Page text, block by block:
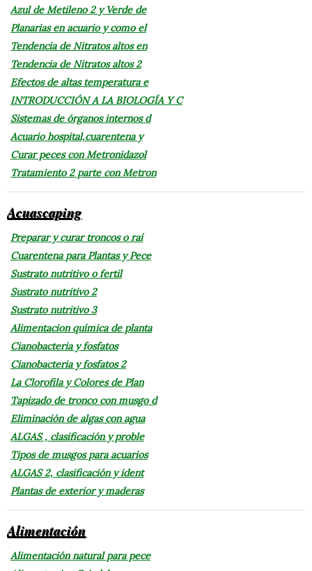
Azul de Metileno 2 y Verde de
Planarias en acuario y como el
Tendencia de Nitratos altos en
Tendencia de Nitratos altos 2
Efectos de altas temperatura e
INTRODUCCIÓN A LA BIOLOGÍA Y C
Sistemas de órganos internos d
Acuario hospital,cuarentena y
Curar peces con Metronidazol
Tratamiento 2 parte con Metron
Acuascaping
Preparar y curar troncos o raí
Cuarentena para Plantas y Pece
Sustrato nutritivo o fertil
Sustrato nutritivo 2
Sustrato nutritivo 3
Alimentacion química de planta
Cianobacteria y fosfatos
Cianobacteria y fosfatos 2
La Clorofila y Colores de Plan
Tapizado de tronco con musgo d
Eliminación de algas con agua
ALGAS , clasificación y proble
Tipos de musgos para acuarios
ALGAS 2, clasificación y ident
Plantas de exterior y maderas
Alimentación
Alimentación natural para pece